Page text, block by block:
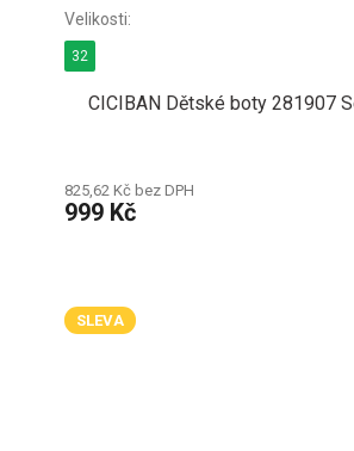
CICIBAN Dětské boty 281907
825,62 Kč bez DPH
999 Kč
32
SLEVA